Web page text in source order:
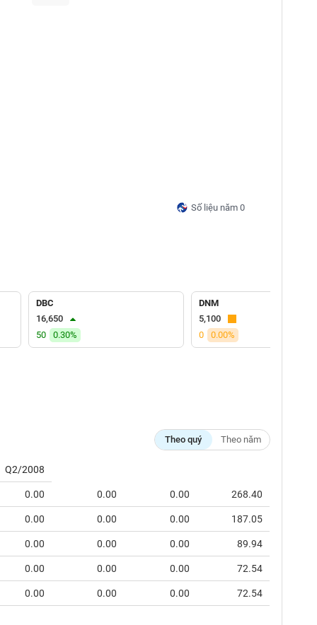
Số liệu năm 0
DBC
16,650
50
0.30%
DNM
5,100
0
0.00%
Theo quý Theo năm
Q2/2008
0.00 0.00 0.00 268.40
0.00 0.00 0.00 187.05
0.00 0.00 0.00 89.94
0.00 0.00 0.00 72.54
0.00 0.00 0.00 72.54